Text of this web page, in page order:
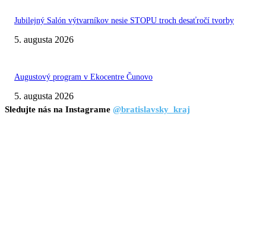
Jubilejný Salón výtvarníkov nesie STOPU troch desaťročí tvorby
5. augusta 2026
Augustový program v Ekocentre Čunovo
5. augusta 2026
Sledujte nás na Instagrame @bratislavsky_kraj